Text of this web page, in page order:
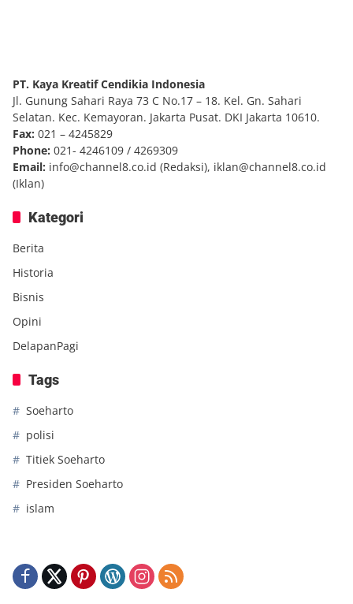
PT. Kaya Kreatif Cendikia Indonesia
Jl. Gunung Sahari Raya 73 C No.17 – 18. Kel. Gn. Sahari
Selatan. Kec. Kemayoran. Jakarta Pusat. DKI Jakarta 10610.
Fax: 021 – 4245829
Phone: 021- 4246109 / 4269309
Email: info@channel8.co.id (Redaksi), iklan@channel8.co.id
(Iklan)
Kategori
Berita
Historia
Bisnis
Opini
DelapanPagi
Tags
Soeharto
polisi
Titiek Soeharto
Presiden Soeharto
islam